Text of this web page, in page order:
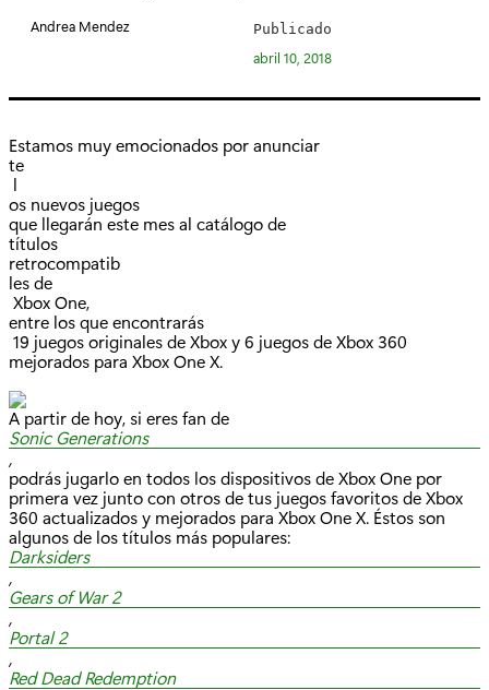
í
Andrea Mendez Publicado
abril 10, 2018
Estamos muy emocionados por anunciar
te
l
os nuevos juegos
que llegarán este mes al catálogo de
títulos
retrocompatib
les de
Xbox One,
entre los que encontrarás
19 juegos originales de Xbox y 6 juegos de Xbox 360
mejorados para Xbox One X.
A partir de hoy, si eres fan de
SonicGenerations
,
podrás jugarlo en todos los dispositivos de Xbox One por
primera vez junto con otros de tus juegos favoritos de Xbox
360 actualizados y mejorados para Xbox One X. Éstos son
algunos de los títulos más populares:
Darksiders
,
Gears of War 2
,
Portal 2
,
Red Dead Redemption